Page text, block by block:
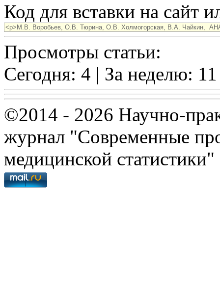
Код для вставки на сайт
Просмотры статьи:
Сегодня: 4 | За неделю:
©2014 - 2026 Научно-
журнал "Современные
медицинской статистики"